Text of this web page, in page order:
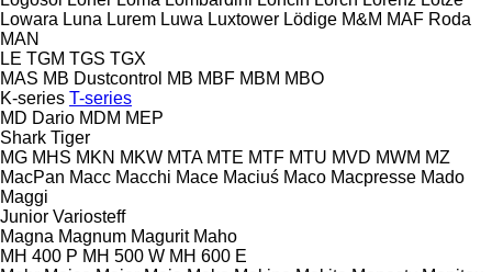
Lowara Luna Lurem Luwa Luxtower Lödige M&M MAF Roda
MAN
LE TGM TGS TGX
MAS MB Dustcontrol MB MBF MBM MBO
K-series T-series
MD Dario MDM MEP
Shark Tiger
MG MHS MKN MKW MTA MTE MTF MTU MVD MWM MZ
MacPan Macc Macchi Mace Maciuś Maco Macpresse Mado
Maggi
Junior Variosteff
Magna Magnum Magurit Maho
MH 400 P MH 500 W MH 600 E